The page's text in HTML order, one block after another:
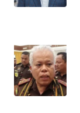
BENGKULU
LAMPUNG
WN
JATENG